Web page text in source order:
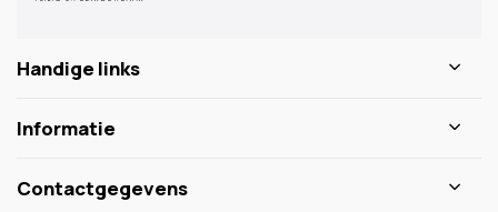
Handige links
Informatie
Contactgegevens